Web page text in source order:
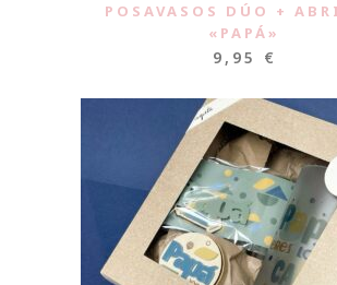
POSAVASOS DÚO +
«PAPÁ»
9,95 €